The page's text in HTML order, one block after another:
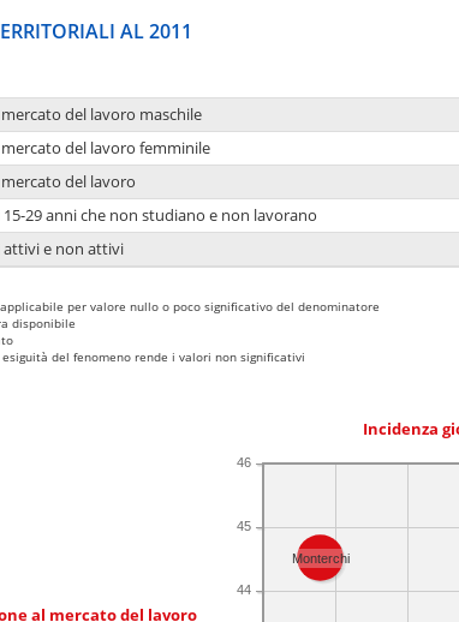
AL 2011
del lavoro maschile
del lavoro femminile
del lavoro
29 anni che non studiano e non lavorano
attivi e non attivi
per valore nullo o poco significativo del denominatore
disponibile
esiguità del fenomeno rende i valori non significativi
Incidenza
al mercato del lavoro
44
45
46
Monterchi